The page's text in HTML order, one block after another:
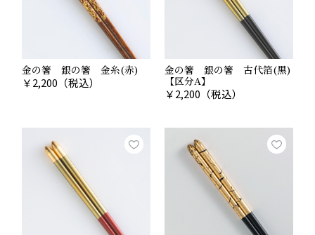
金の箸 銀の箸 金糸(赤)
￥2,200 （税込）
金の箸 銀の箸 古代箔(黒)
【区分A】
￥2,200 （税込）